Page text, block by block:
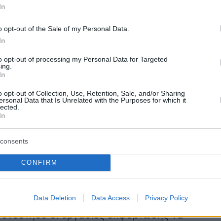
opt-out of the Sale of my Personal Data.
opt-out of processing my Personal Data for Targeted
opt-out of Collection, Use, Retention, Sale, and/or Sharing
Data that Is Unrelated with the Purposes for which it
CONFIRM
Data Deletion Data Access Privacy Policy
υλικές ζημιές σε τμήματα του
τη σφοδρότητα του περιστατικού, δεν
ανθρώπινα θύματα, με τον οδηγό να σώζεται
τελευταία στιγμή.
ο αρμόδιος υπεύθυνος πετρελαίου της
το σημείο και υπογράμμισε την
των κανόνων ασφαλείας κατά τη
εκφόρτωση καυσίμων, ιδιαίτερα σε
οι εργασίες εκφόρτωσης να